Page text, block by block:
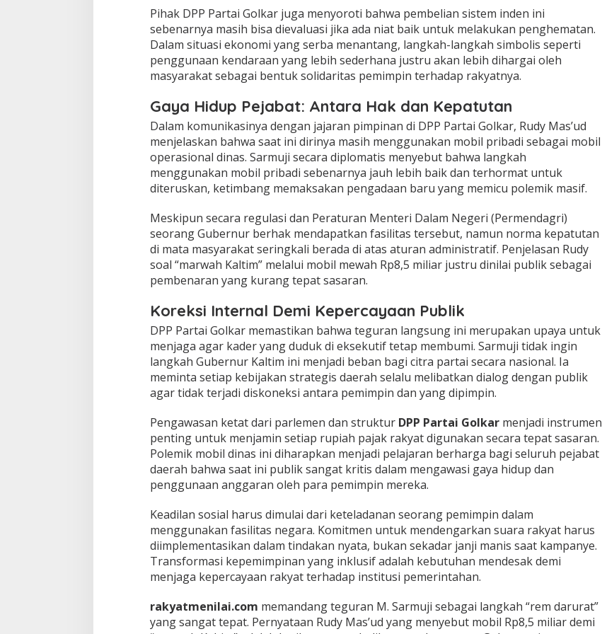
n
U
k
u
r
a
P
i
b
a
d
i
!
​Pihak DPP Partai Golkar juga menyoroti bahwa pembelian sistem inden ini
sebenarnya masih bisa dievaluasi jika ada niat baik untuk melakukan penghematan.
Dalam situasi ekonomi yang serba menantang, langkah-langkah simbolis seperti
penggunaan kendaraan yang lebih sederhana justru akan lebih dihargai oleh
masyarakat sebagai bentuk solidaritas pemimpin terhadap rakyatnya.
Gaya Hidup Pejabat: Antara Hak dan Kepatutan
​Dalam komunikasinya dengan jajaran pimpinan di DPP Partai Golkar, Rudy Mas’ud
menjelaskan bahwa saat ini dirinya masih menggunakan mobil pribadi sebagai mobil
operasional dinas. Sarmuji secara diplomatis menyebut bahwa langkah
menggunakan mobil pribadi sebenarnya jauh lebih baik dan terhormat untuk
diteruskan, ketimbang memaksakan pengadaan baru yang memicu polemik masif.
​Meskipun secara regulasi dan Peraturan Menteri Dalam Negeri (Permendagri)
seorang Gubernur berhak mendapatkan fasilitas tersebut, namun norma kepatutan
di mata masyarakat seringkali berada di atas aturan administratif. Penjelasan Rudy
soal “marwah Kaltim” melalui mobil mewah Rp8,5 miliar justru dinilai publik sebagai
pembenaran yang kurang tepat sasaran.
Koreksi Internal Demi Kepercayaan Publik
​DPP Partai Golkar memastikan bahwa teguran langsung ini merupakan upaya untuk
menjaga agar kader yang duduk di eksekutif tetap membumi. Sarmuji tidak ingin
langkah Gubernur Kaltim ini menjadi beban bagi citra partai secara nasional. Ia
meminta setiap kebijakan strategis daerah selalu melibatkan dialog dengan publik
agar tidak terjadi diskoneksi antara pemimpin dan yang dipimpin.
​Pengawasan ketat dari parlemen dan struktur DPP Partai Golkarmenjadi instrumen
penting untuk menjamin setiap rupiah pajak rakyat digunakan secara tepat sasaran.
Polemik mobil dinas ini diharapkan menjadi pelajaran berharga bagi seluruh pejabat
daerah bahwa saat ini publik sangat kritis dalam mengawasi gaya hidup dan
penggunaan anggaran oleh para pemimpin mereka.
​Keadilan sosial harus dimulai dari keteladanan seorang pemimpin dalam
menggunakan fasilitas negara. Komitmen untuk mendengarkan suara rakyat harus
diimplementasikan dalam tindakan nyata, bukan sekadar janji manis saat kampanye.
Transformasi kepemimpinan yang inklusif adalah kebutuhan mendesak demi
menjaga kepercayaan rakyat terhadap institusi pemerintahan.
rakyatmenilai.com memandang teguran M. Sarmuji sebagai langkah “rem darurat”
yang sangat tepat. Pernyataan Rudy Mas’ud yang menyebut mobil Rp8,5 miliar demi